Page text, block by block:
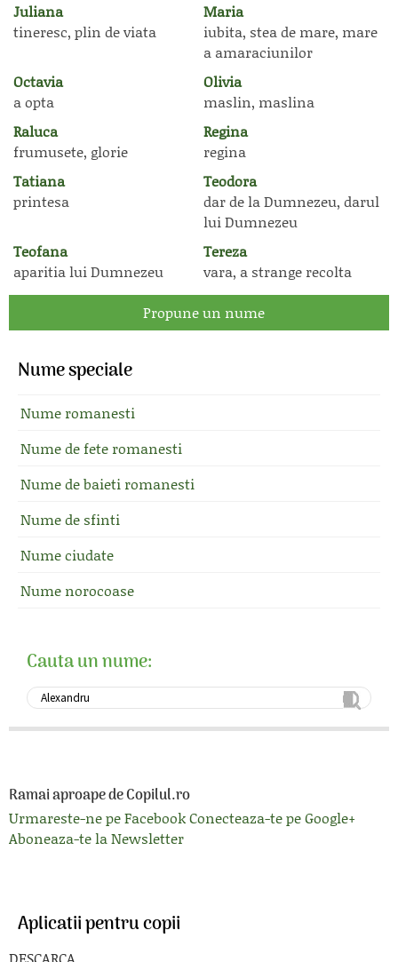
Juliana
tineresc, plin de viata
Maria
iubita, stea de mare, mare
a amaraciunilor
Octavia
a opta
Olivia
maslin, maslina
Raluca
frumusete, glorie
Regina
regina
Tatiana
printesa
Teodora
dar de la Dumnezeu, darul
lui Dumnezeu
Teofana
aparitia lui Dumnezeu
Tereza
vara, a strange recolta
Propune un nume
Nume speciale
Nume romanesti
Nume de fete romanesti
Nume de baieti romanesti
Nume de sfinti
Nume ciudate
Nume norocoase
Cauta un nume:
Ramai aproape de Copilul.ro
Urmareste-ne pe FacebookConecteaza-te pe Google+
Aboneaza-te la Newsletter
Aplicatii pentru copii